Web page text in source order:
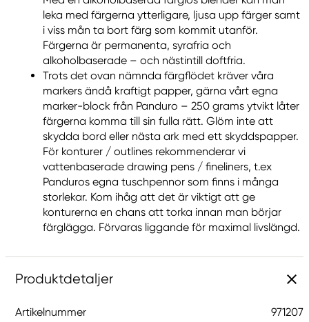
leka med färgerna ytterligare, ljusa upp färger samt
i viss mån ta bort färg som kommit utanför.
Färgerna är permanenta, syrafria och
alkoholbaserade – och nästintill doftfria.
Trots det ovan nämnda färgflödet kräver våra
markers ändå kraftigt papper, gärna vårt egna
marker-block från Panduro – 250 grams ytvikt låter
färgerna komma till sin fulla rätt. Glöm inte att
skydda bord eller nästa ark med ett skyddspapper.
För konturer / outlines rekommenderar vi
vattenbaserade drawing pens / fineliners, t.ex
Panduros egna tuschpennor som finns i många
storlekar. Kom ihåg att det är viktigt att ge
konturerna en chans att torka innan man börjar
färglägga. Förvaras liggande för maximal livslängd.
Produktdetaljer
Artikelnummer
971207